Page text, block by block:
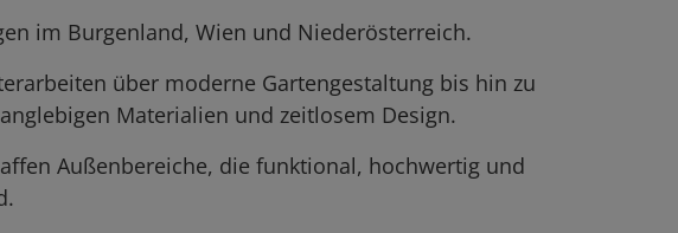
im Burgenland, Wien und Niederösterreich.
über moderne Gartengestaltung bis hin zu
Materialien und zeitlosem Design.
Außenbereiche, die funktional, hochwertig und